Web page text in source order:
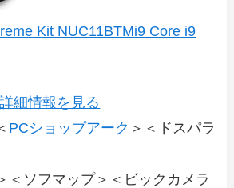
Kit NUC11BTMi9 Core i9
細情報を見る
PCショップアーク ＞＜ドスパラ
＜ソフマップ＞＜ビックカメラ